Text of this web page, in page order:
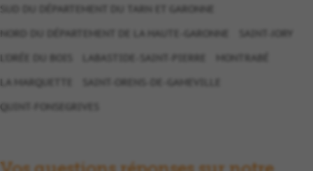
SUD DU DÉPARTEMENT DU TARN ET GARONNE
NORD DU DÉPARTEMENT DE LA HAUTE-GARONNE
L'ORÉE DU BOIS
LA MARQUETTE
QUINT-FONSEGRIVES